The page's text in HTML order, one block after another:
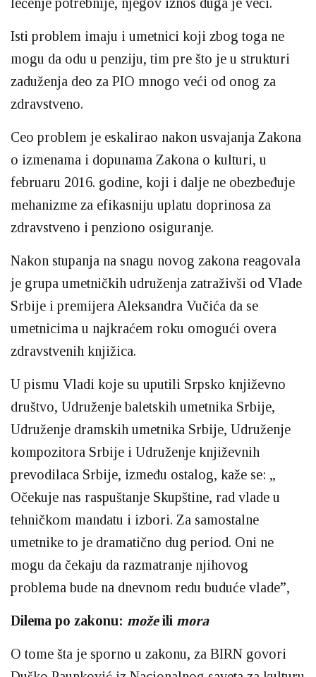
Isti problem imaju i umetnici koji zbog toga ne
mogu da odu u penziju, tim pre što je u strukturi
zaduženja deo za PIO mnogo veći od onog za
zdravstveno.
Ceo problem je eskalirao nakon usvajanja Zakona
o izmenama i dopunama Zakona o kulturi, u
februaru 2016. godine, koji i dalje ne obezbeđuje
mehanizme za efikasniju uplatu doprinosa za
zdravstveno i penziono osiguranje.
Nakon stupanja na snagu novog zakona reagovala
je grupa umetničkih udruženja zatraživši od Vlade
Srbije i premijera Aleksandra Vučića da se
umetnicima u najkraćem roku omogući overa
zdravstvenih knjižica.
U pismu Vladi koje su uputili Srpsko književno
društvo, Udruženje baletskih umetnika Srbije,
Udruženje dramskih umetnika Srbije, Udruženje
kompozitora Srbije i Udruženje književnih
prevodilaca Srbije, između ostalog, kaže se: „
Očekuje nas raspuštanje Skupštine, rad vlade u
tehničkom mandatu i izbori. Za samostalne
umetnike to je dramatično dug period. Oni ne
mogu da čekaju da razmatranje njihovog
problema bude na dnevnom redu buduće vlade”,
Dilema po zakonu: možeili mora
O tome šta je sporno u zakonu, za BIRN govori